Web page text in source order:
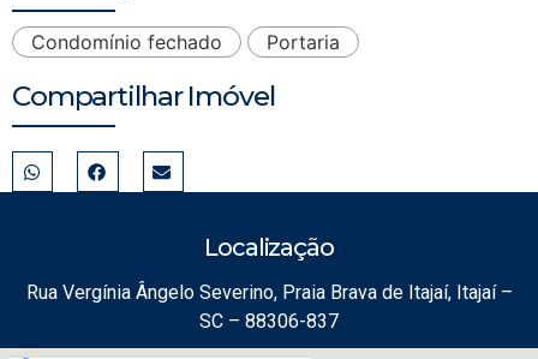
Condomínio fechado Portaria
Compartilhar Imóvel
Localização
Rua Vergínia Ângelo Severino, Praia Brava de Itajaí, Itajaí –
SC – 88306-837